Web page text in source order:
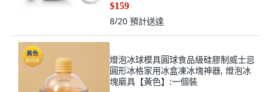
$159
8/20 預計送達
燈泡冰球模具圓球食品級硅膠制威士忌
圓形冰格家用冰盒凍冰塊神器, 燈泡冰
塊磨具【黃色】:一個裝